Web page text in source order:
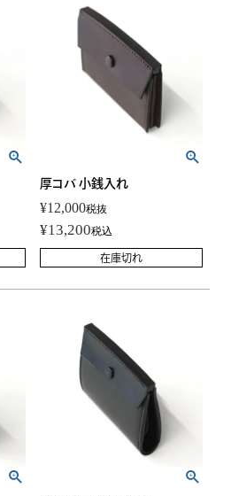
厚コバ 小銭入れ
¥12,000税抜
¥13,200税込
在庫切れ